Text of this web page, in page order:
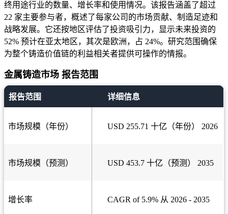
终用途行业的数量、增长率和使用情况。该报告涵盖了超过
22 家主要参与者，概述了每家公司的市场贡献、制造足迹和
战略发展。它还按地区评估了投资吸引力，显示未来投资的
52% 预计在亚太地区，其次是欧洲，占 24%。研究范围确保
为整个铸造价值链的利益相关者提供可操作的情报。
金属铸造市场 报告范围
报告范围 详细信息
市场规模（年份） USD 255.71 十亿（年份） 2026
市场规模（预测） USD 453.7 十亿（预测） 2035
增长率 CAGR of 5.9% 从 2026 - 2035